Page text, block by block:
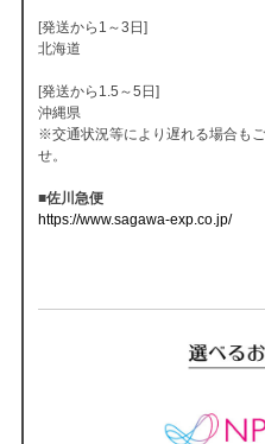
[発送から1～3日]
北海道
[発送から1.5～5日]
沖縄県
※交通状況等により遅れる場合も
せ。
■佐川急便
https://www.sagawa-exp.co.jp/